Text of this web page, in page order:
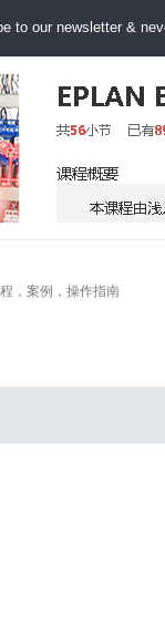
to our newsletter &
，案例，操作指南